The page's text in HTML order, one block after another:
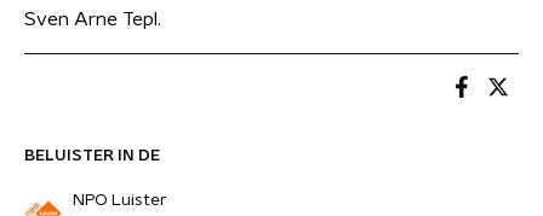
BELUISTER IN DE
NPO Luister
Sven Arne Tepl.